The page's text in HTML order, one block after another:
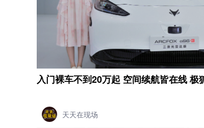
入门裸车不到20万起 空间续航皆在线 极
天天在现场